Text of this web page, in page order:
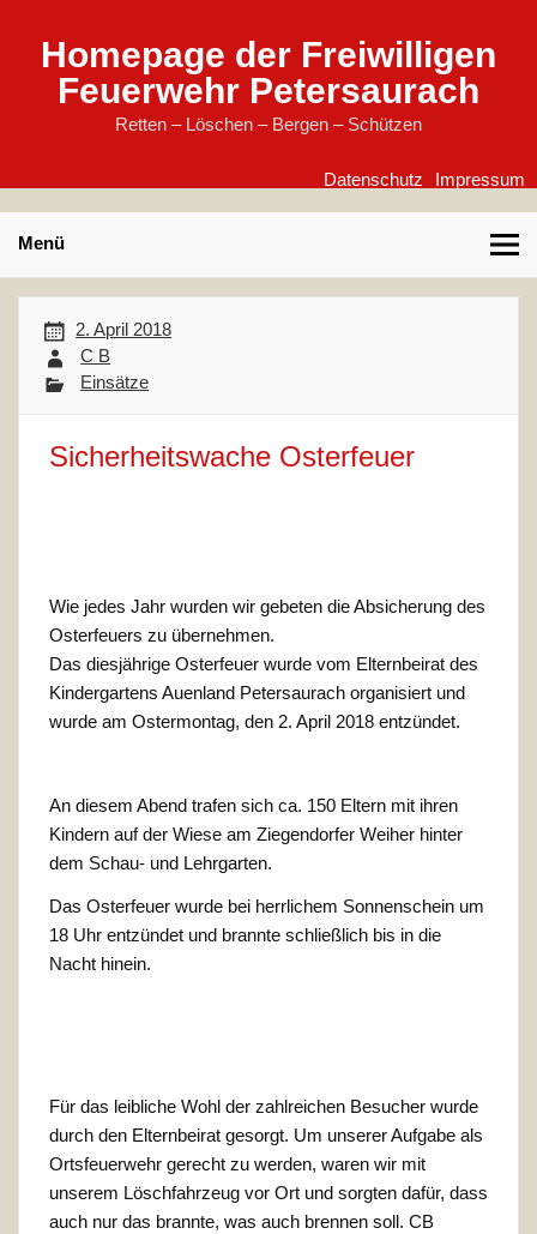
contentHomepage der Freiwilligen
Feuerwehr Petersaurach
Retten – Löschen – Bergen – Schützen
Datenschutz Impressum
Menü
2. April 2018
C B
Einsätze
Sicherheitswache Osterfeuer
Wie jedes Jahr wurden wir gebeten die Absicherung des
Osterfeuers zu übernehmen.
Das diesjährige Osterfeuer wurde vom Elternbeirat des
Kindergartens Auenland Petersaurach organisiert und
wurde am Ostermontag, den 2. April 2018 entzündet.
An diesem Abend trafen sich ca. 150 Eltern mit ihren
Kindern auf der Wiese am Ziegendorfer Weiher hinter
dem Schau- und Lehrgarten.
Das Osterfeuer wurde bei herrlichem Sonnenschein um
18 Uhr entzündet und brannte schließlich bis in die
Nacht hinein.
Für das leibliche Wohl der zahlreichen Besucher wurde
durch den Elternbeirat gesorgt. Um unserer Aufgabe als
Ortsfeuerwehr gerecht zu werden, waren wir mit
unserem Löschfahrzeug vor Ort und sorgten dafür, dass
auch nur das brannte, was auch brennen soll. CB